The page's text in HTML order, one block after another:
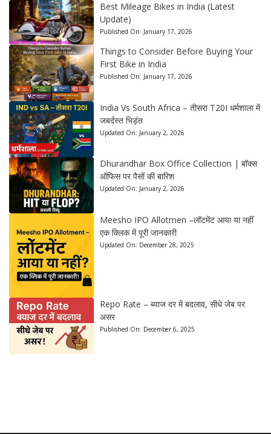
Best Mileage Bikes in India (Latest
Update)
Published On: January 17, 2026
Things to Consider Before Buying Your
First Bike in India
Published On: January 17, 2026
India Vs South Africa – तीसरा T20I धर्मशाला में
जबर्दस्त भिड़ंत
Updated On: January 2, 2026
Dhurandhar Box Office Collection | बॉक्स
ऑफिस पर पैसों की बारिश
Updated On: January 2, 2026
Meesho IPO Allotmen –लॉटमेंट आया या नहीं
एक क्लिक में पूरी जानकारी
Updated On: December 28, 2025
Repo Rate – ब्याज दर में बदलाव, सीधे जेब पर
असर
Published On: December 6, 2025